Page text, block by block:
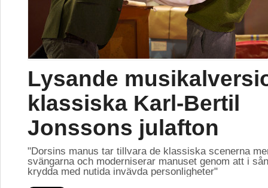
Lysande
klassiska Karl-Bertil
Jonssons julafton
"Dorsins manus tar tillvara de klassiska scenerna
svängarna och moderniserar manuset genom att i
krydda med nutida invävda personligheter"